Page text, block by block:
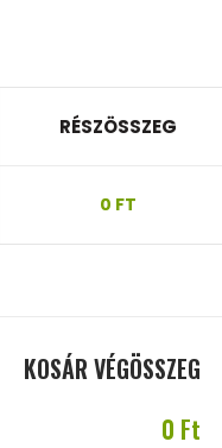
RÉSZÖSSZEG
0 FT
KOSÁR VÉGÖSSZEG
0 Ft